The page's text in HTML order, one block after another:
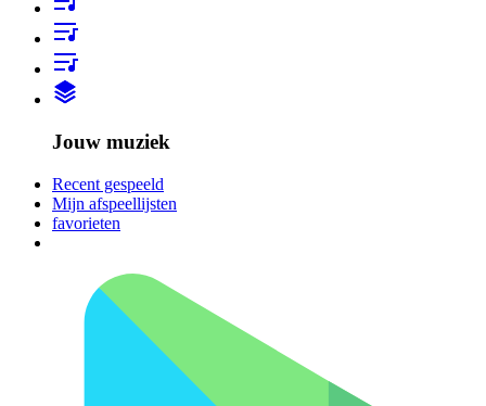
Jouw muziek
Recent gespeeld
Mijn afspeellijsten
favorieten